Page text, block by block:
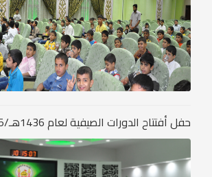
حفل أفتتاح الدورات الصيفية لعام 1436هـ/2015م